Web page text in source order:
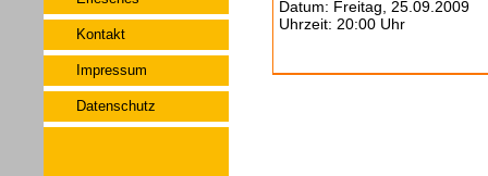
Kontakt
Impressum
Datenschutz
Datum: Freitag, 25.09.2009
Uhrzeit: 20:00 Uhr